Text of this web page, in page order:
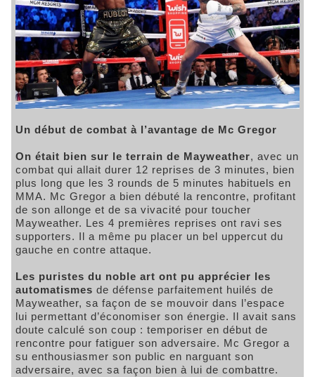
Un début de combat à l’avantage de Mc Gregor
On était bien sur le terrain de Mayweather, avec un
combat qui allait durer 12 reprises de 3 minutes, bien
plus long que les 3 rounds de 5 minutes habituels en
MMA. Mc Gregor a bien débuté la rencontre, profitant
de son allonge et de sa vivacité pour toucher
Mayweather. Les 4 premières reprises ont ravi ses
supporters. Il a même pu placer un bel uppercut du
gauche en contre attaque.
Les puristes du noble art ont pu apprécier les
automatismes de défense parfaitement huilés de
Mayweather, sa façon de se mouvoir dans l’espace
lui permettant d’économiser son énergie. Il avait sans
doute calculé son coup : temporiser en début de
rencontre pour fatiguer son adversaire. Mc Gregor a
su enthousiasmer son public en narguant son
adversaire, avec sa façon bien à lui de combattre.